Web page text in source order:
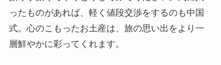
ったものがあれば、軽く値段交渉をするのも中国
式。心のこもったお土産は、旅の思い出をより一
層鮮やかに彩ってくれます。